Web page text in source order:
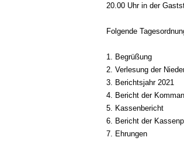
20.00 Uhr in der
Folgende
Begrüßung
Verlesung der
Berichtsjahr 2021
Bericht der
Kassenbericht
Bericht der
Ehrungen